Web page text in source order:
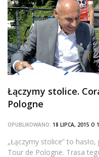
Łączymy stolice.
Pologne
OPUBLIKOWANO: 18 LIPCA, 2015
„Łączymy stolice” to
Tour de Pologne. Trasa